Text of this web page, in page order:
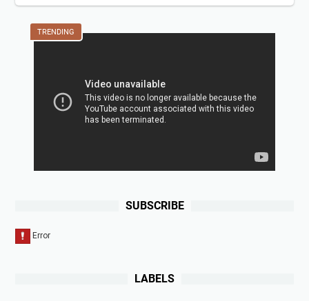
TRENDING
SUBSCRIBE
LABELS